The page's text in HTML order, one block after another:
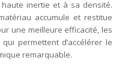
inertie et à sa densité.
accumule et restitue
une meilleure efficacité, les
permettent d’accélérer le
remarquable.